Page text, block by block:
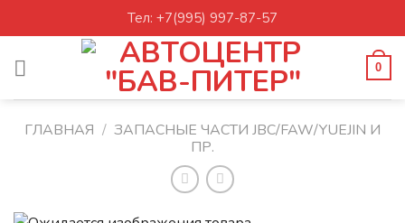
to
Тел: +7(995) 997-87-57
0
ГЛАВНАЯ / ЗАПАСНЫЕ ЧАСТИ JBC/FAW/YUEJIN И
ПР.